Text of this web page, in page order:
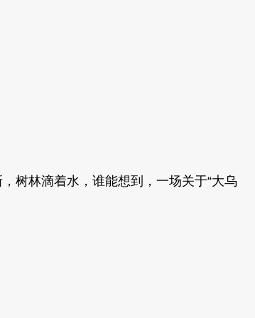
树林滴着水，谁能想到，一场关于“大乌